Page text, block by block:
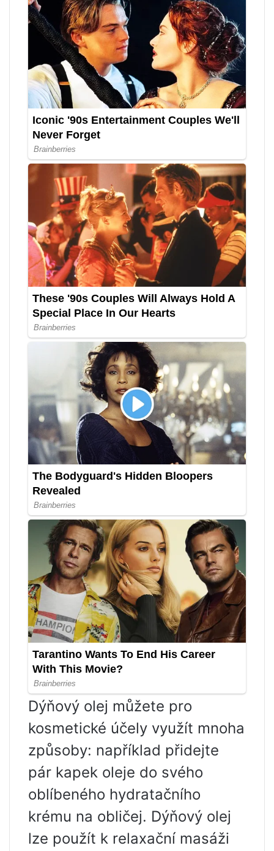
Dýňový olej můžete pro
kosmetické účely využít mnoha
způsoby: například přidejte
pár kapek oleje do svého
oblíbeného hydratačního
krému na obličej. Dýňový olej
lze použít k relaxační masáži